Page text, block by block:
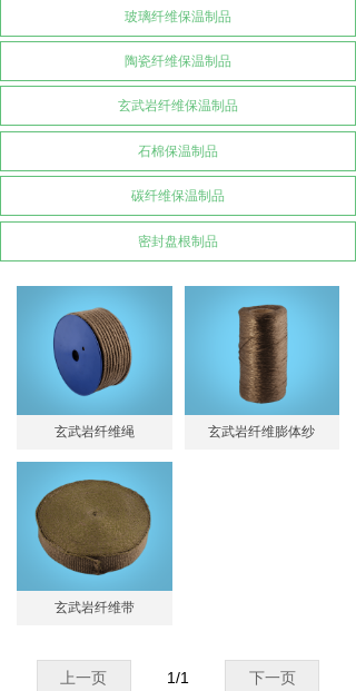
玄武岩纤维绳 玄武岩纤维膨体纱
玄武岩纤维带
上一页 下一页
1/1
玻璃纤维保温制品
玄武岩纤维保温制品
陶瓷纤维保温制品
碳纤维保温制品
石棉保温制品
密封盘根制品